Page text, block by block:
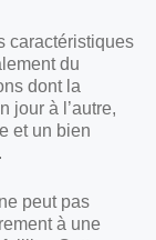
caractéristiques
du
dont la
jour à l’autre,
et un bien
peut pas
à une